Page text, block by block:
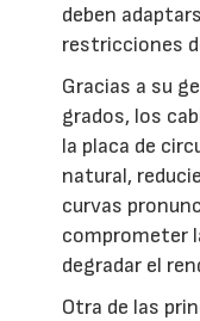
deben
restricciones
Gracias a su
grados, los
la placa de
natural,
curvas
comprometer
degradar el
Otra de las